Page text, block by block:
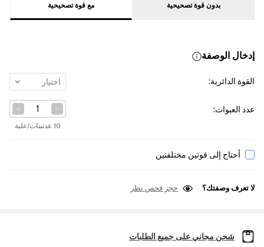
بدون قوة تصحيحية مع قوة تصحيحية
إدخال الوصفة
القوة الدائرية: اختيار
عدد العبوات:
10 عدسات/علبة
أحتاج إلى قوتين مختلفتين
لا تعرف وصفتك؟ حجز فحص نظر
شحن مجاني على جميع الطلبات